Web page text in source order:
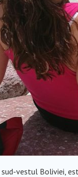
vestul Boliviei,